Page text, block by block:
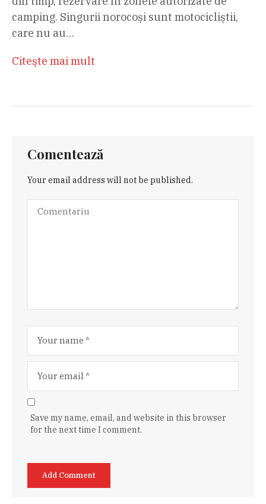
camping. Singurii norocoși sunt motocicliștii,
care nu au…
Citeşte mai mult
Comentează
Your email address will not be published.
Save my name, email, and website in this browser
for the next time I comment.